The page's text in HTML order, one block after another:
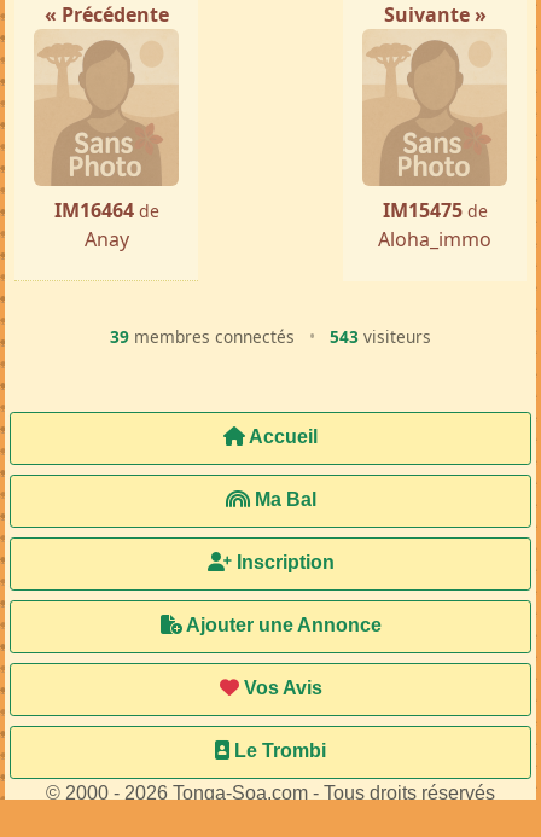
« Précédente
IM16464 de
Anay
Suivante »
IM15475 de
Aloha_immo
39 membres connectés • 543 visiteurs
Accueil
Ma Bal
Inscription
Ajouter une Annonce
Vos Avis
Le Trombi
© 2000 - 2026 Tonga-Soa.com - Tous droits réservés